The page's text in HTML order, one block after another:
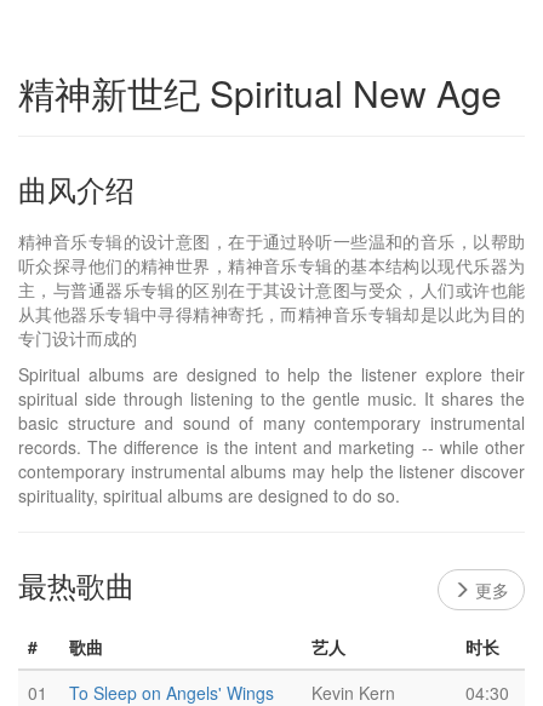
精神新世纪 Spiritual New Age
曲风介绍
精神音乐专辑的设计意图，在于通过聆听一些温和的音乐，以帮助
听众探寻他们的精神世界，精神音乐专辑的基本结构以现代乐器为
主，与普通器乐专辑的区别在于其设计意图与受众，人们或许也能
从其他器乐专辑中寻得精神寄托，而精神音乐专辑却是以此为目的
专门设计而成的
Spiritual albums are designed to help the listener explore their
spiritual side through listening to the gentle music. It shares the
basic structure and sound of many contemporary instrumental
records. The difference is the intent and marketing -- while other
contemporary instrumental albums may help the listener discover
spirituality, spiritual albums are designed to do so.
最热歌曲 更多
# 歌曲 艺人
时长
01
To Sleep on Angels' Wings Kevin Kern
04:30